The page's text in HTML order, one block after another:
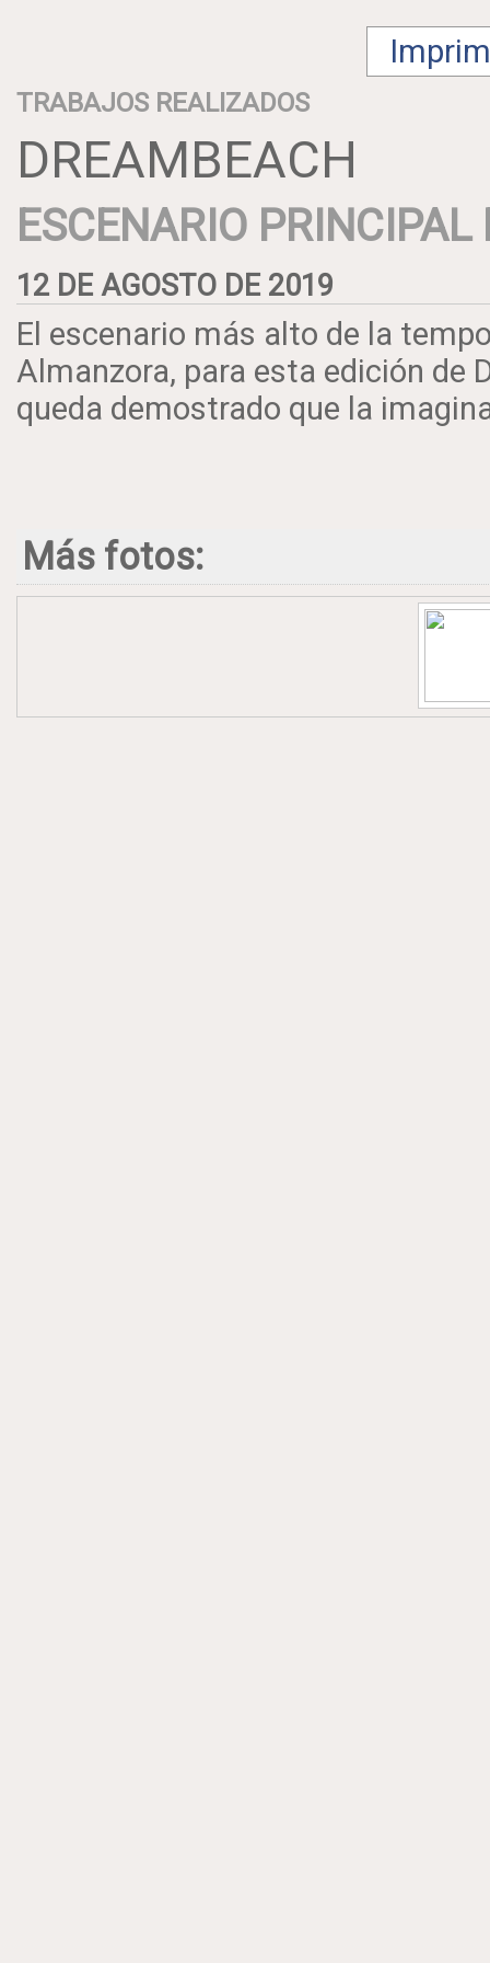
TRABAJOS REALIZADOS
DREAMBEACH
ESCENARIO
12 DE AGOSTO DE 2019
El escenario más alto de la
Almanzora, para esta edición de
queda demostrado que la
Más fotos: